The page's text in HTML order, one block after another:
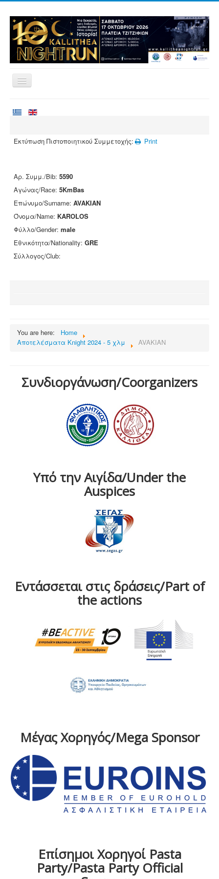
Sponsors
Contact
Εκτύπωση Πιστοποιητικού Συμμετοχής: Print
Αρ. Συμμ./Bib: 5590
Αγώνας/Race: 5KmBas
Επώνυμο/Surname: AVAKIAN
Όνομα/Name: KAROLOS
Φύλλο/Gender: male
Εθνικότητα/Nationality: GRE
Σύλλογος/Club:
You are here:
Home
Αποτελέσματα Knight 2024 - 5 χλμ
AVAKIAN
Συνδιοργάνωση/Coorganizers
Υπό την Αιγίδα/Under the
Auspices
Εντάσσεται στις δράσεις/Part of
the actions
Μέγας Χορηγός/Mega Sponsor
Επίσημοι Χορηγοί Pasta
Party/Pasta Party Official